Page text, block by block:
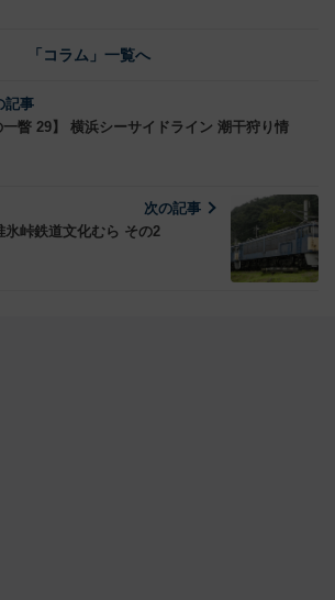
「コラム」一覧へ
記事
一瞥 29】 横浜シーサイドライン 潮干狩り情
次の記事
氷峠鉄道文化むら その2